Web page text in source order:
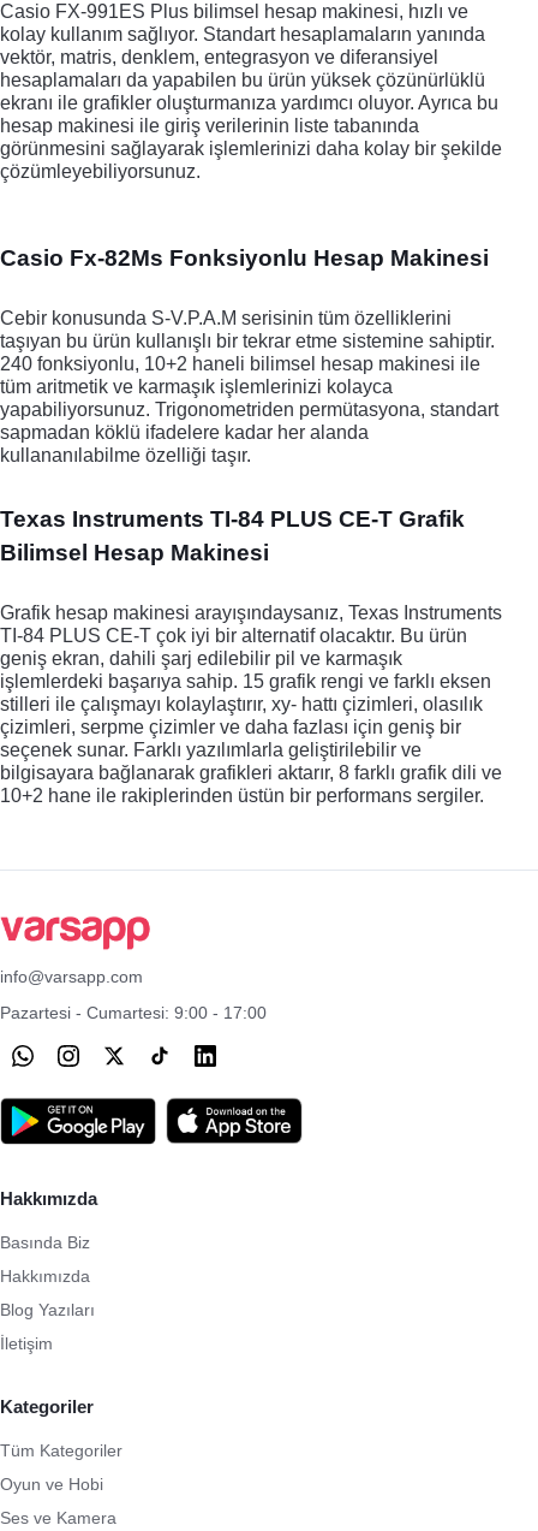
Casio FX-991ES Plus bilimsel hesap makinesi, hızlı ve
kolay kullanım sağlıyor. Standart hesaplamaların yanında
vektör, matris, denklem, entegrasyon ve diferansiyel
hesaplamaları da yapabilen bu ürün yüksek çözünürlüklü
ekranı ile grafikler oluşturmanıza yardımcı oluyor. Ayrıca bu
hesap makinesi ile giriş verilerinin liste tabanında
görünmesini sağlayarak işlemlerinizi daha kolay bir şekilde
çözümleyebiliyorsunuz.
Casio Fx-82Ms Fonksiyonlu Hesap Makinesi
Cebir konusunda S-V.P.A.M serisinin tüm özelliklerini
taşıyan bu ürün kullanışlı bir tekrar etme sistemine sahiptir.
240 fonksiyonlu, 10+2 haneli bilimsel hesap makinesi ile
tüm aritmetik ve karmaşık işlemlerinizi kolayca
yapabiliyorsunuz. Trigonometriden permütasyona, standart
sapmadan köklü ifadelere kadar her alanda
kullananılabilme özelliği taşır.
Texas Instruments TI-84 PLUS CE-T Grafik
Bilimsel Hesap Makinesi
Grafik hesap makinesi arayışındaysanız, Texas Instruments
TI-84 PLUS CE-T çok iyi bir alternatif olacaktır. Bu ürün
geniş ekran, dahili şarj edilebilir pil ve karmaşık
işlemlerdeki başarıya sahip. 15 grafik rengi ve farklı eksen
stilleri ile çalışmayı kolaylaştırır, xy- hattı çizimleri, olasılık
çizimleri, serpme çizimler ve daha fazlası için geniş bir
seçenek sunar. Farklı yazılımlarla geliştirilebilir ve
bilgisayara bağlanarak grafikleri aktarır, 8 farklı grafik dili ve
10+2 hane ile rakiplerinden üstün bir performans sergiler.
info@varsapp.com
Pazartesi - Cumartesi: 9:00 - 17:00
Hakkımızda
Basında Biz
Hakkımızda
Blog Yazıları
İletişim
Kategoriler
Tüm Kategoriler
Oyun ve Hobi
Ses ve Kamera